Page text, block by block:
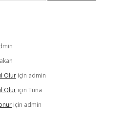
Olur için admin
Olur için Tuna
için admin